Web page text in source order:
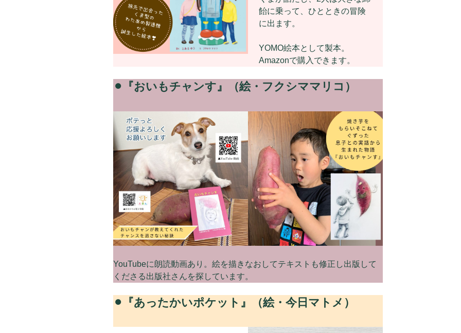
飴に乗って、ひとときの冒険
に出ます。
YOMO絵本として製本。
Amazonで購入できます。
⚫︎『おいもチャンす』（絵・フクシママリコ）
YouTubeに朗読動画あり。絵を描きなおしてテキストも修正し出版して
くださる出版社さんを探しています。
⚫︎『あったかいポケット』（絵・今日マトメ）